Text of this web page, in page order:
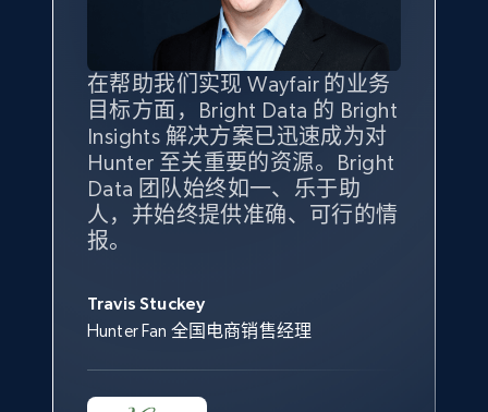
2.5K+ 359+ 立即开始
eBay - Collect products from shops on eBay
URL, Product id, Title, Seller name, Seller rating,
Seller reviews, Breadcrumbs, Root category, and
359+
在帮助我们实现 Wayfair 的业务
目标方面，Bright Data 的 Bright
Insights 解决方案已迅速成为对
Hunter 至关重要的资源。Bright
Data 团队始终如一、乐于助
人，并始终提供准确、可行的情
报。
Travis Stuckey
Hunter Fan 全国电商销售经理
Bright Insights 的数据极大地支
持了我们公司的目标。每个产品
类别的市场份额帮助我们以主要
竞争对手为基准，而供应商的销
售情况则从战术上帮助我们的营
销团队扩大产品种类。
Overstock 的客户战略与洞察总监
我们之所以选择 Bright
Insights，是因为它能够跟踪销
售情况，并绘制对我们业务至关
重要的竞争产品类别图。
Yael Fridman
Keter 的市场总监
借助 Bright Data 的解决方案，
我们获得了对市场领域、产品、
竞争格局以及消费者行为趋势的
独特且全面的洞察。
Beverly Taylor
Kingston Brass, Inc. 商品规划总监